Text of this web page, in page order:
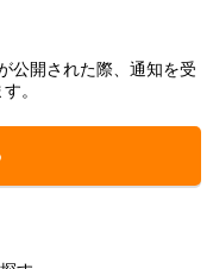
公開された際、通知を受
。